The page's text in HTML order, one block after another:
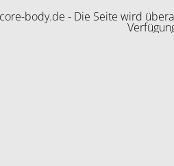
body.de - Die Seite wird